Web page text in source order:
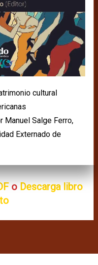
cultural
Manuel Salge Ferro,
Externado de
o Descarga libro